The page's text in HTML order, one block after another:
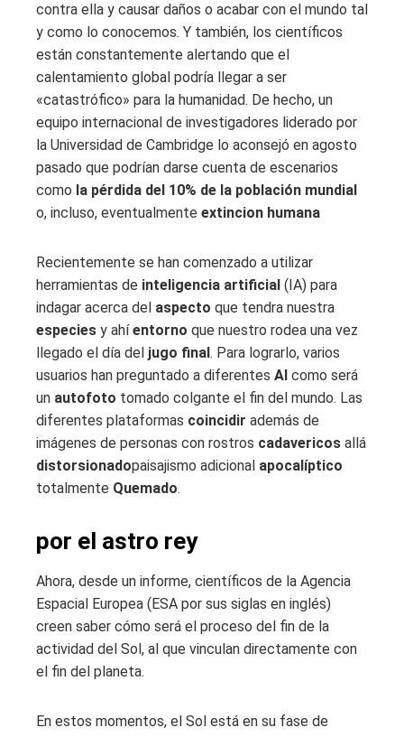
contra ella y causar daños o acabar con el mundo tal
y como lo conocemos. Y también, los científicos
están constantemente alertando que el
calentamiento global podría llegar a ser
«catastrófico» para la humanidad. De hecho, un
equipo internacional de investigadores liderado por
la Universidad de Cambridge lo aconsejó en agosto
pasado que podrían darse cuenta de escenarios
como la pérdida del 10% de la población mundial
o, incluso, eventualmente extincion humana
Recientemente se han comenzado a utilizar
herramientas de inteligencia artificial (IA) para
indagar acerca del aspecto que tendra nuestra
especies y ahíentorno que nuestro rodea una vez
llegado el día del jugo final . Para lograrlo, varios
usuarios han preguntado a diferentes AI como será
un autofoto tomado colgante el fin del mundo. Las
diferentes plataformas coincidir además de
imágenes de personas con rostros cadavericos allá
distorsionadopaisajismo adicional apocalíptico
totalmente Quemado.
por el astro rey
Ahora, desde un informe, científicos de la Agencia
Espacial Europea (ESA por sus siglas en inglés)
creen saber cómo será el proceso del fin de la
actividad del Sol, al que vinculan directamente con
el fin del planeta.
En estos momentos, el Sol está en su fase de